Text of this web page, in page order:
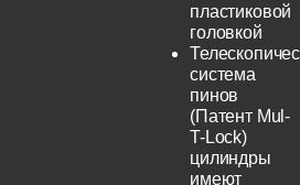
пластиковой
головкой
система
пинов
(Патент Mul-
T-Lock)
цилиндры
имеют